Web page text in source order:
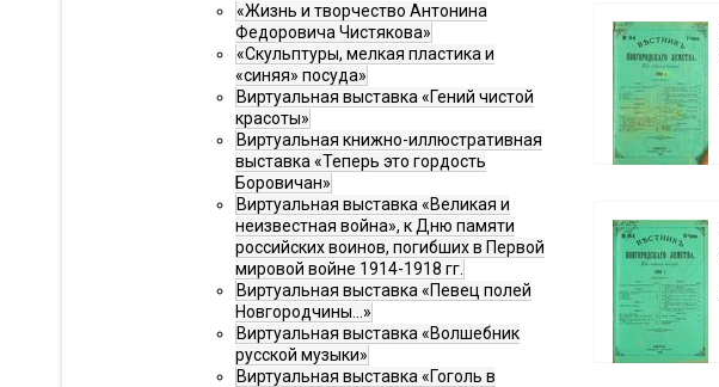
«Жизнь и творчество Антонина
Федоровича Чистякова»
«Скульптуры, мелкая пластика и
«синяя» посуда»
Виртуальная выставка «Гений чистой
красоты»
Виртуальная книжно-иллюстративная
выставка «Теперь это гордость
Боровичан»
Виртуальная выставка «Великая и
неизвестная война», к Дню памяти
российских воинов, погибших в Первой
мировой войне 1914-1918 гг.
Виртуальная выставка «Певец полей
Новгородчины…»
Виртуальная выставка «Волшебник
русской музыки»
Виртуальная выставка «Гоголь в